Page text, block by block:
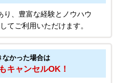
り、豊富な経験とノウハウ
てご利用いただけます。
なかった場合は
キャンセルOK！